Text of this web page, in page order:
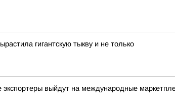
гигантскую тыкву и не только
экспортеры выйдут на международные